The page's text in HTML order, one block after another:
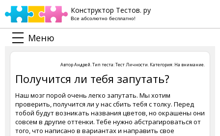
Конструктор Тестов. ру
Все абсолютно бесплатно!
Меню
АвторАндрей. Тип теста:Тест Личности. Категория: На внимание.
Получится ли тебя запутать?
Наш мозг порой очень легко запутать. Мы хотим
проверить, получится ли у нас сбить тебя с толку. Перед
тобой будут возникать названия цветов, но окрашены они
совсем в другие оттенки. Тебе нужно абстрагироваться от
того, что написано в вариантах и направить свое